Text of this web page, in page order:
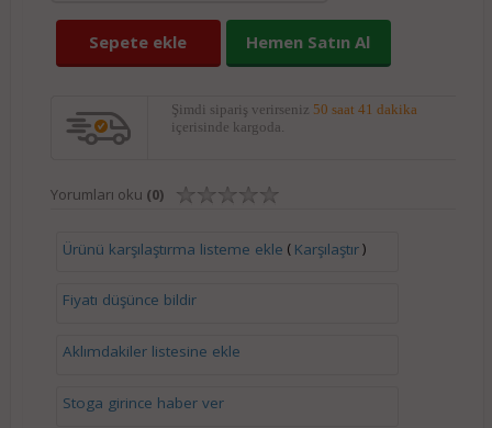
Sepete ekle Hemen Satın Al
Şimdi sipariş verirseniz 50 saat 41 dakika
içerisinde kargoda.
Yorumları oku (0)
Ürünü karşılaştırma listeme ekle ( Karşılaştır)
Fiyatı düşünce bildir
Aklımdakiler listesine ekle
Stoga girince haber ver